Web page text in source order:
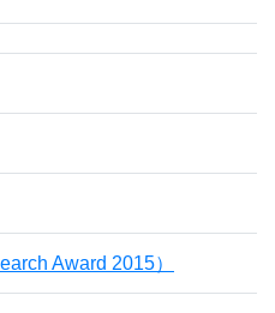
Award 2015）